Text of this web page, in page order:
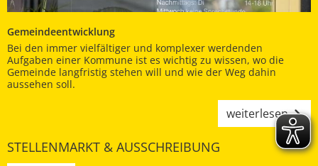
Gemeindeentwicklung
Bei den immer vielfältiger und komplexer werdenden
Aufgaben einer Kommune ist es wichtig zu wissen, wo die
Gemeinde langfristig stehen will und wie der Weg dahin
aussehen soll.
weiterlesen
STELLENMARKT & AUSSCHREIBUNG